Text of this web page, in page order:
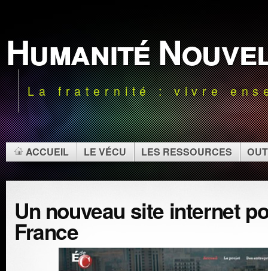
Humanité
La fraternité : vivre
ACCUEIL LE VÉCU LES RESSOURCES
Un nouveau site internet
France